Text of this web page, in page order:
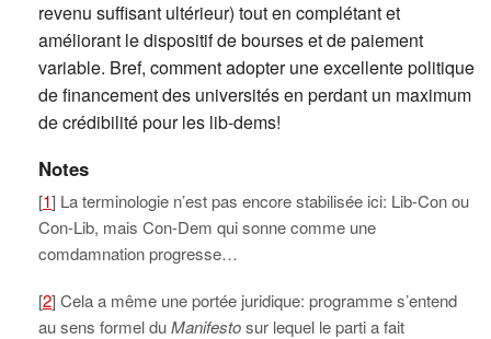
revenu suffisant ultérieur) tout en complétant et
améliorant le dispositif de bourses et de paiement
variable. Bref, comment adopter une excellente politique
de financement des universités en perdant un maximum
de crédibilité pour les lib-dems!
Notes
[1] La terminologie n’est pas encore stabilisée ici: Lib-Con ou
Con-Lib, mais Con-Dem qui sonne comme une
comdamnation progresse…
[2] Cela a même une portée juridique: programme s’entend
au sens formel duManifestosur lequel le parti a fait